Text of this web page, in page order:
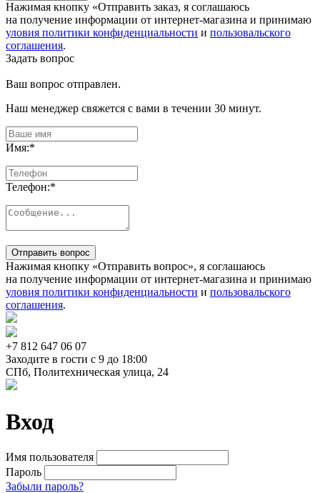
Нажимая кнопку «Отправить заказ, я соглашаюсь
на получение информации от интернет-магазина и принимаю
уловия политики конфиденциальности и пользовальского
соглашения.
Задать вопрос
Ваш вопрос отправлен.
Наш менеджер свяжется с вами в течении 30 минут.
Имя:*
Телефон:*
Отправить вопрос
Нажимая кнопку «Отправить вопрос», я соглашаюсь
на получение информации от интернет-магазина и принимаю
уловия политики конфиденциальности и пользовальского
соглашения.
+7 812 647 06 07
Заходите в гости c 9 до 18:00
СПб, Политехническая улица, 24
Вход
Имя пользователя
Пароль
Забыли пароль?